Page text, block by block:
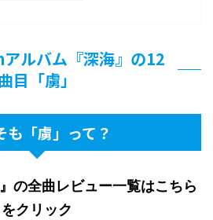
ルバム『深海』の12
目「虜」
も「虜」って？
の全曲レビュー一覧はこちら
をクリック